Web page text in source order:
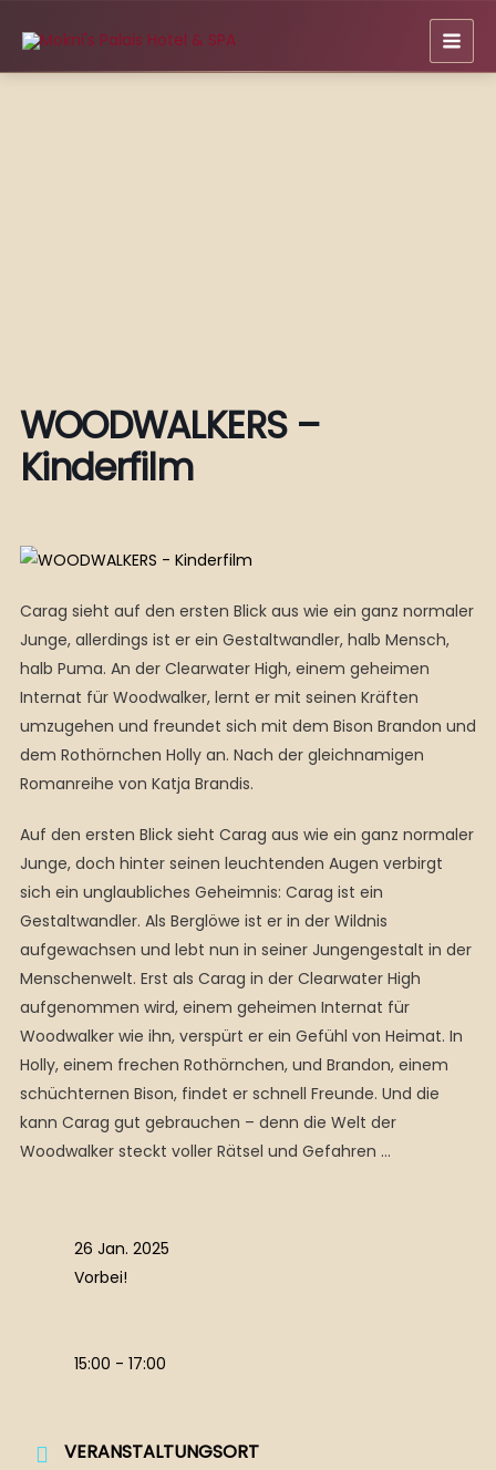
Inhalt
springen
WOODWALKERS –
Kinderfilm
Carag sieht auf den ersten Blick aus wie ein ganz normaler
Junge, allerdings ist er ein Gestaltwandler, halb Mensch,
halb Puma. An der Clearwater High, einem geheimen
Internat für Woodwalker, lernt er mit seinen Kräften
umzugehen und freundet sich mit dem Bison Brandon und
dem Rothörnchen Holly an. Nach der gleichnamigen
Romanreihe von Katja Brandis.
Auf den ersten Blick sieht Carag aus wie ein ganz normaler
Junge, doch hinter seinen leuchtenden Augen verbirgt
sich ein unglaubliches Geheimnis: Carag ist ein
Gestaltwandler. Als Berglöwe ist er in der Wildnis
aufgewachsen und lebt nun in seiner Jungengestalt in der
Menschenwelt. Erst als Carag in der Clearwater High
aufgenommen wird, einem geheimen Internat für
Woodwalker wie ihn, verspürt er ein Gefühl von Heimat. In
Holly, einem frechen Rothörnchen, und Brandon, einem
schüchternen Bison, findet er schnell Freunde. Und die
kann Carag gut gebrauchen – denn die Welt der
Woodwalker steckt voller Rätsel und Gefahren …
26 Jan. 2025
Vorbei!
15:00 - 17:00
VERANSTALTUNGSORT